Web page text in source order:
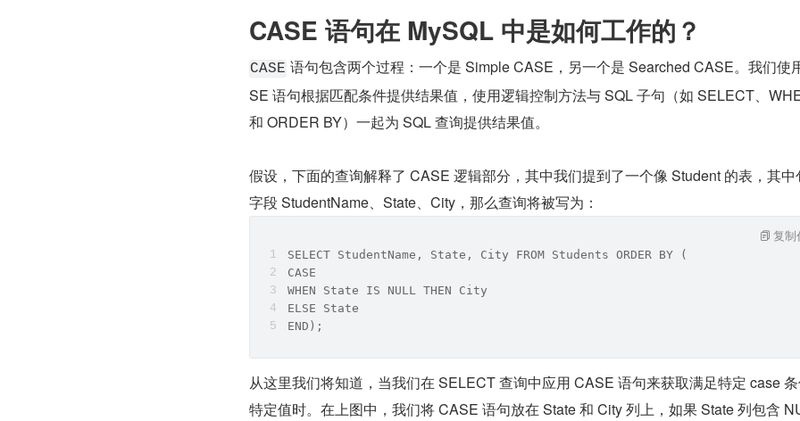
CASE 语句在 MySQL 中是如何工作的？
CASE 语句包含两个过程：一个是 Simple CASE，另一个是 Searched CASE。我们使
SE 语句根据匹配条件提供结果值，使用逻辑控制方法与 SQL 子句（如 SELECT、
和 ORDER BY）一起为 SQL 查询提供结果值。
假设，下面的查询解释了 CASE 逻辑部分，其中我们提到了一个像 Student 的表，其中
字段 StudentName、State、City，那么查询将被写为：
SELECT StudentName, State, City FROM Students ORDER BY (
CASE
WHEN State IS NULL THEN City
ELSE State
END);
复制
从这里我们将知道，当我们在 SELECT 查询中应用 CASE 语句来获取满足特定 case
特定值时。在上图中，我们将 CASE 语句放在 State 和 City 列上，如果 State 列包含